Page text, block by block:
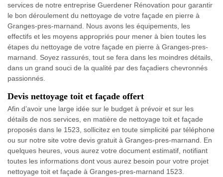
services de notre entreprise Guerdener Rénovation pour garantir
le bon déroulement du nettoyage de votre façade en pierre à
Granges-pres-marnand. Nous avons les équipements, les
effectifs et les moyens appropriés pour mener à bien toutes les
étapes du nettoyage de votre façade en pierre à Granges-pres-
marnand. Soyez rassurés, tout se fera dans les moindres détails,
dans un grand souci de la qualité par des façadiers chevronnés
passionnés.
Devis nettoyage toit et façade offert
Afin d’avoir une large idée sur le budget à prévoir et sur les
détails de nos services, en matière de nettoyage toit et façade
proposés dans le 1523, sollicitez en toute simplicité par téléphone
ou sur notre site votre devis gratuit à Granges-pres-marnand. En
quelques heures, vous aurez votre document estimatif, notifiant
toutes les informations dont vous aurez besoin pour votre projet
nettoyage toit et façade à Granges-pres-marnand 1523.